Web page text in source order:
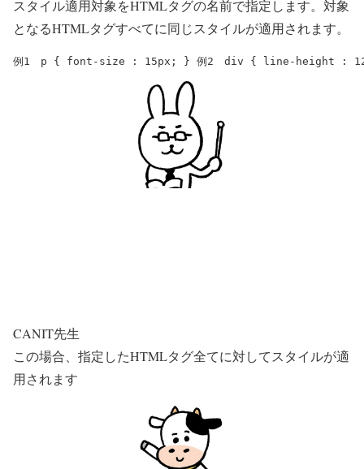
スタイル適用対象をHTMLタグの名前で指定します。対象
となるHTMLタグすべてに同じスタイルが適用されます。
例1 p { font-size : 15px; } 例2 div { line-height :
CANIT先生
この場合、指定したHTMLタグ全てに対してスタイルが適
用されます